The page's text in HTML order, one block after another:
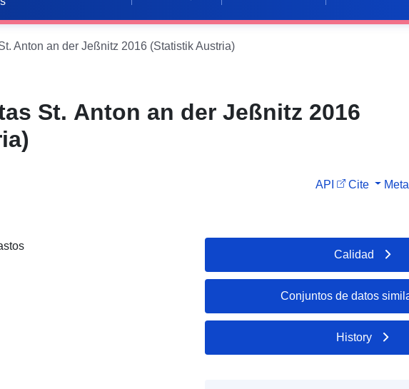
Anton an der Jeßnitz 2016 (Statistik Austria)
St. Anton an der Jeßnitz 2016
API Cite
Calidad
Conjuntos de datos
History